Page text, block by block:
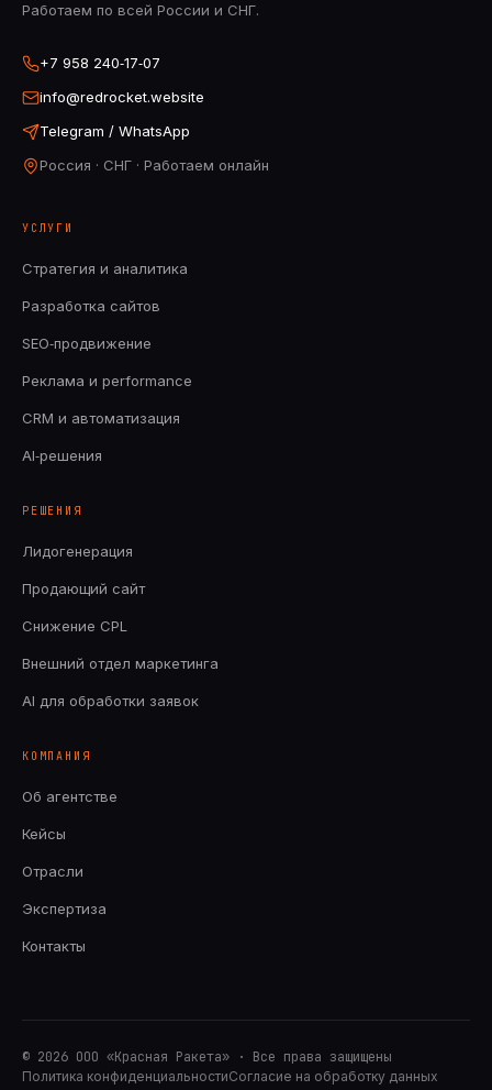
Работаем по всей России и СНГ.
+7 958 240‑17‑07
info@redrocket.website
Telegram / WhatsApp
Россия · СНГ · Работаем онлайн
УСЛУГИ
Стратегия и аналитика
Разработка сайтов
SEO‑продвижение
Реклама и performance
CRM и автоматизация
AI‑решения
РЕШЕНИЯ
Лидогенерация
Продающий сайт
Снижение CPL
Внешний отдел маркетинга
AI для обработки заявок
КОМПАНИЯ
Об агентстве
Кейсы
Отрасли
Экспертиза
Контакты
© 2026 ООО «Красная Ракета» · Все права защищены
Политика конфиденциальностиСогласие на обработку данных